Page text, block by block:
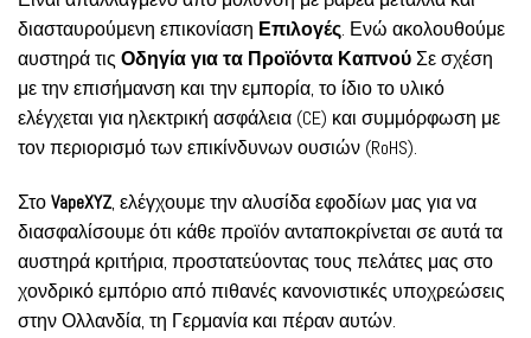
διασταυρούμενη επικονίαση Επιλογές. Ενώ ακολουθούμε
αυστηρά τις Οδηγία για τα Προϊόντα ΚαπνούΣε σχέση
με την επισήμανση και την εμπορία, το ίδιο το υλικό
ελέγχεται για ηλεκτρική ασφάλεια (CE) και συμμόρφωση με
τον περιορισμό των επικίνδυνων ουσιών (RoHS).
ΣτοVapeXYZ, ελέγχουμε την αλυσίδα εφοδίων μας για να
διασφαλίσουμε ότι κάθε προϊόν ανταποκρίνεται σε αυτά τα
αυστηρά κριτήρια, προστατεύοντας τους πελάτες μας στο
χονδρικό εμπόριο από πιθανές κανονιστικές υποχρεώσεις
στην Ολλανδία, τη Γερμανία και πέραν αυτών.